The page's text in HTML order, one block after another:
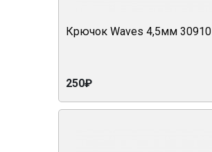
Крючок Waves 4,5мм 30910
250₽